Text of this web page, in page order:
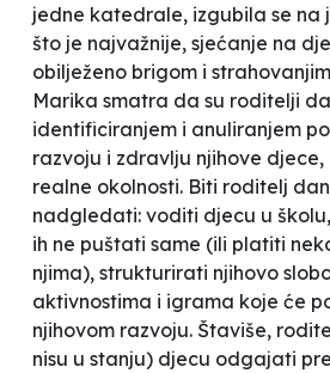
jedne katedrale, izgubila se na
što je najvažnije, sjećanje na
obilježeno brigom i
Marika smatra da su roditelji
identificiranjem i anuliranjem
razvoju i zdravlju njihove djece,
realne okolnosti. Biti roditelj
nadgledati: voditi djecu u
ih ne puštati same (ili platiti
njima), strukturirati njihovo
aktivnostima i igrama koje će
njihovom razvoju. Štaviše,
nisu u stanju) djecu odgajati